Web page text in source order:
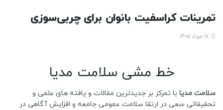
تمرینات کراسفیت بانوان برای چربی‌سوزی
خط مشی سلامت مدیا
سلامت مدیا با تمرکز بر جدیدترین مقالات و یافته های علمی و
تحقیقاتی سعی در ارتقا سلامت عمومی جامعه و افزایش آگاهی در